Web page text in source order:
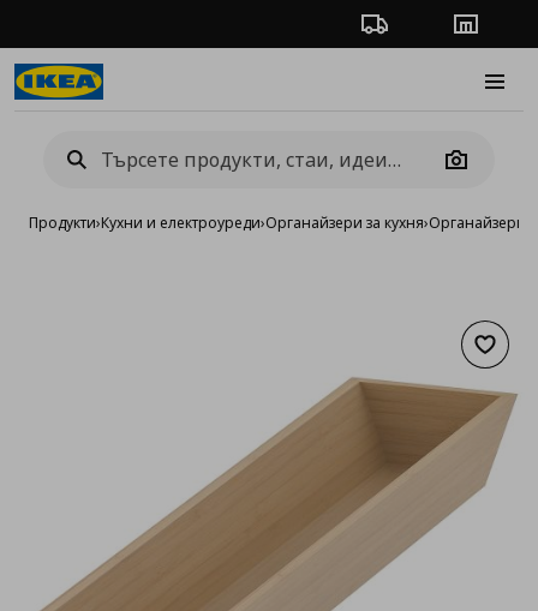
Проследяване на
Camera
Продукти›Кухни и електроуреди›Органайзери за кухня›Органайзери